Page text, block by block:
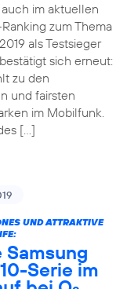
im aktuellen
zum Thema
als Testsieger
sich erneut:
zu den
und fairsten
im Mobilfunk.
[…]
UND ATTRAKTIVE
Samsung
Serie im